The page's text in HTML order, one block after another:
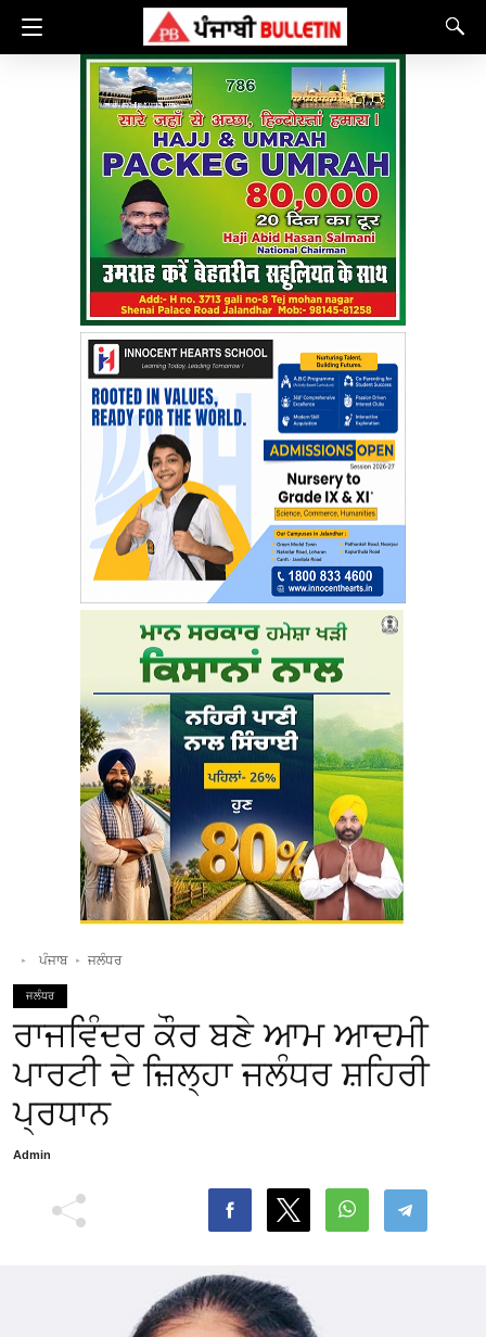
ਪੰਜਾਬ ਜਲੰਧਰ
ਜਲੰਧਰ
ਰਾਜਵਿੰਦਰ ਕੌਰ ਬਣੇ ਆਮ ਆਦਮੀ
ਪਾਰਟੀ ਦੇ ਜ਼ਿਲ੍ਹਾ ਜਲੰਧਰ ਸ਼ਹਿਰੀ
ਪ੍ਰਧਾਨ
Admin